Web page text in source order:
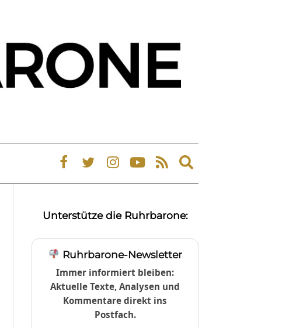
Expand
search
Unterstütze die Ruhrbarone:
Ruhrbarone-Newsletter
Immer informiert bleiben:
Aktuelle Texte, Analysen und
Kommentare direkt ins
Postfach.